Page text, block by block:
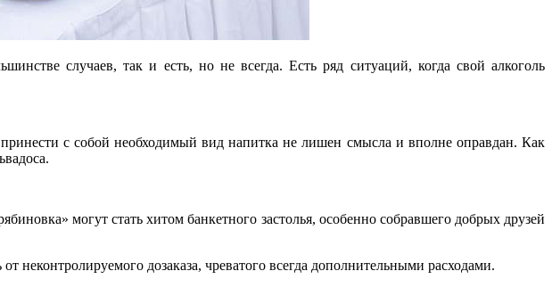
случаев, так и есть, но не всегда. Есть ряд ситуаций, когда свой алкоголь
с собой необходимый вид напитка не лишен смысла и вполне оправдан. Как
могут стать хитом банкетного застолья, особенно собравшего добрых друзей
неконтролируемого дозаказа, чреватого всегда дополнительными расходами.